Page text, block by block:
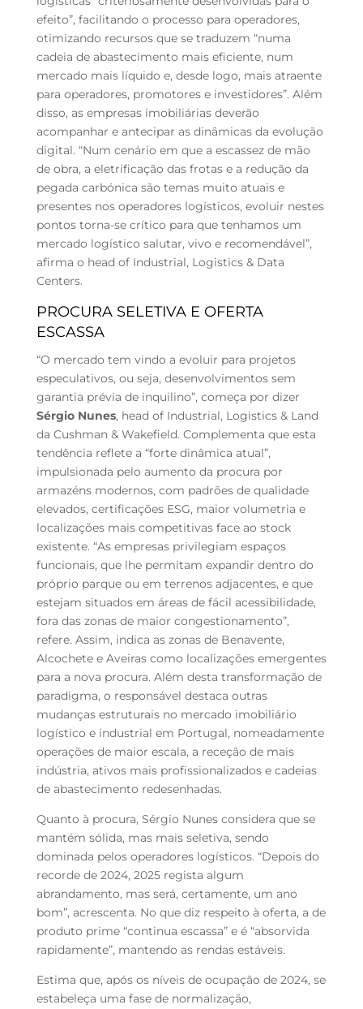
efeito”, facilitando o processo para operadores,
otimizando recursos que se traduzem “numa
cadeia de abastecimento mais eficiente, num
mercado mais líquido e, desde logo, mais atraente
para operadores, promotores e investidores”. Além
disso, as empresas imobiliárias deverão
acompanhar e antecipar as dinâmicas da evolução
digital. “Num cenário em que a escassez de mão
de obra, a eletrificação das frotas e a redução da
pegada carbónica são temas muito atuais e
presentes nos operadores logísticos, evoluir nestes
pontos torna-se crítico para que tenhamos um
mercado logístico salutar, vivo e recomendável”,
afirma o head of Industrial, Logistics & Data
Centers.
PROCURA SELETIVA E OFERTA
ESCASSA
“O mercado tem vindo a evoluir para projetos
especulativos, ou seja, desenvolvimentos sem
garantia prévia de inquilino”, começa por dizer
Sérgio Nunes, head of Industrial, Logistics & Land
da Cushman & Wakefield. Complementa que esta
tendência reflete a “forte dinâmica atual”,
impulsionada pelo aumento da procura por
armazéns modernos, com padrões de qualidade
elevados, certificações ESG, maior volumetria e
localizações mais competitivas face ao stock
existente. “As empresas privilegiam espaços
funcionais, que lhe permitam expandir dentro do
próprio parque ou em terrenos adjacentes, e que
estejam situados em áreas de fácil acessibilidade,
fora das zonas de maior congestionamento”,
refere. Assim, indica as zonas de Benavente,
Alcochete e Aveiras como localizações emergentes
para a nova procura. Além desta transformação de
paradigma, o responsável destaca outras
mudanças estruturais no mercado imobiliário
logístico e industrial em Portugal, nomeadamente
operações de maior escala, a receção de mais
indústria, ativos mais profissionalizados e cadeias
de abastecimento redesenhadas.
Quanto à procura, Sérgio Nunes considera que se
mantém sólida, mas mais seletiva, sendo
dominada pelos operadores logísticos. “Depois do
recorde de 2024, 2025 regista algum
abrandamento, mas será, certamente, um ano
bom”, acrescenta. No que diz respeito à oferta, a de
produto prime “continua escassa” e é “absorvida
rapidamente”, mantendo as rendas estáveis.
Estima que, após os níveis de ocupação de 2024, se
estabeleça uma fase de normalização,